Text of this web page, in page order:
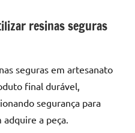
resinas seguras
seguras em artesanato
final durável,
segurança para
a peça.